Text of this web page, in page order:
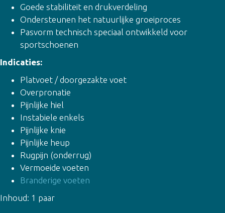
Goede stabiliteit en drukverdeling
Ondersteunen het natuurlijke groeiproces
Pasvorm technisch speciaal ontwikkeld voor
sportschoenen
Indicaties:
Platvoet / doorgezakte voet
Overpronatie
Pijnlijke hiel
Instabiele enkels
Pijnlijke knie
Pijnlijke heup
Rugpijn (onderrug)
Vermoeide voeten
Branderige voeten
Inhoud: 1 paar